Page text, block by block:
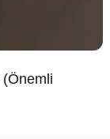
(Önemli